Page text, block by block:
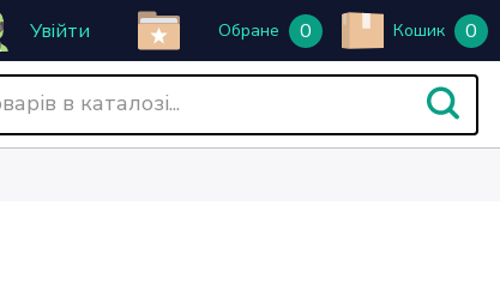
Увійти Обране 0 Кошик 0